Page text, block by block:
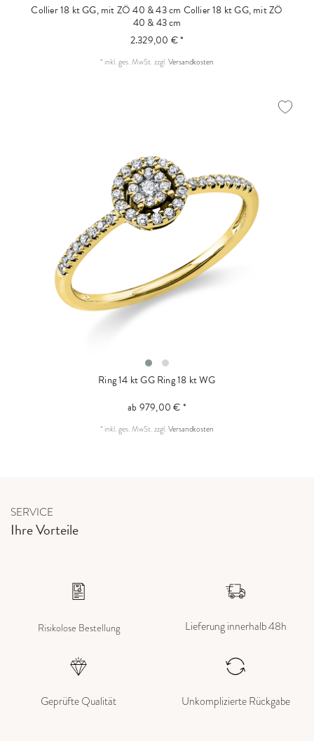
Collier 18 kt GG, mit ZÖ 40 & 43 cm Collier 18 kt GG, mit ZÖ
40 & 43 cm
2.329,00 € *
* inkl. ges. MwSt.zzgl.Versandkosten
Ring 14 kt GGRing 18 kt WG
ab 979,00 € *
* inkl. ges. MwSt.zzgl.Versandkosten
SERVICE
Ihre Vorteile
Risikolose Bestellung Lieferung innerhalb 48h
Geprüfte Qualität Unkomplizierte Rückgabe